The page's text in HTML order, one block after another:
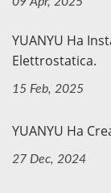
YUANYU Ha
Elettrostatica.
15 Feb, 2025
YUANYU Ha
27 Dec, 2024